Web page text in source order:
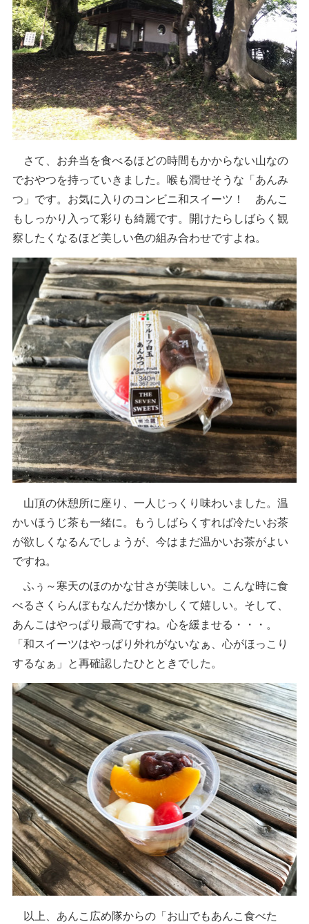
さて、お弁当を食べるほどの時間もかからない山なの
でおやつを持っていきました。喉も潤せそうな「あんみ
つ」です。お気に入りのコンビニ和スイーツ！ あんこ
もしっかり入って彩りも綺麗です。開けたらしばらく観
察したくなるほど美しい色の組み合わせですよね。
山頂の休憩所に座り、一人じっくり味わいました。温
かいほうじ茶も一緒に。もうしばらくすれば冷たいお茶
が欲しくなるんでしょうが、今はまだ温かいお茶がよい
ですね。
ふぅ～寒天のほのかな甘さが美味しい。こんな時に食
べるさくらんぼもなんだか懐かしくて嬉しい。そして、
あんこはやっぱり最高ですね。心を緩ませる・・・。
「和スイーツはやっぱり外れがないなぁ、心がほっこり
するなぁ」と再確認したひとときでした。
以上、あんこ広め隊からの「お山でもあんこ食べた